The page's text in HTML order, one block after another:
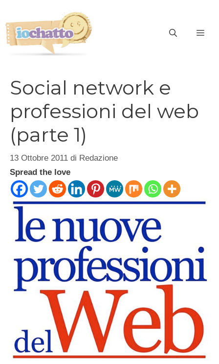
contenuto
Social network e
professioni del web
(parte 1)
13 Ottobre 2011 di Redazione
Spread the love